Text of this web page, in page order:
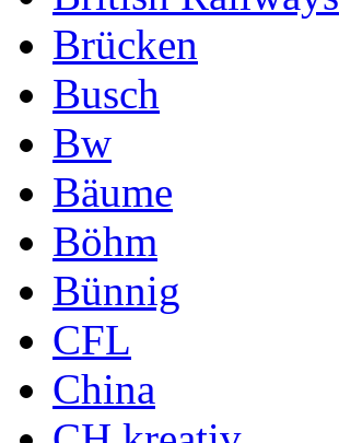
Brücken
Busch
Bw
Bäume
Böhm
Bünnig
CFL
China